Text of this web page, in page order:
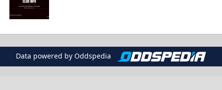
Data powered by Oddspedia